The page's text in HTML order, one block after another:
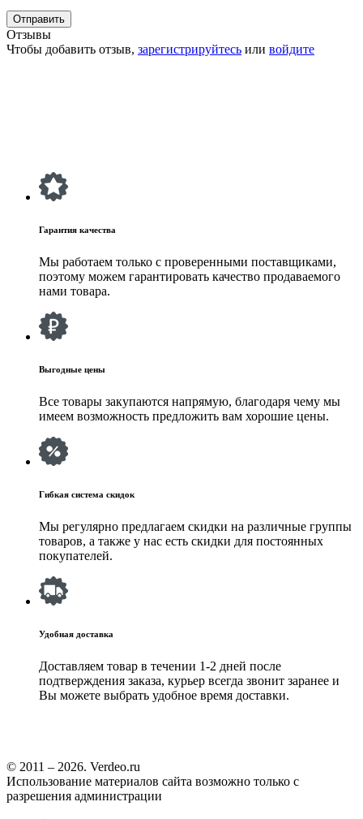
Отзывы
Чтобы добавить отзыв, зарегистрируйтесь или войдите
Гарантия качества
Мы работаем только с проверенными поставщиками,
поэтому можем гарантировать качество продаваемого
нами товара.
Выгодные цены
Все товары закупаются напрямую, благодаря чему мы
имеем возможность предложить вам хорошие цены.
Гибкая система скидок
Мы регулярно предлагаем скидки на различные группы
товаров, а также у нас есть скидки для постоянных
покупателей.
Удобная доставка
Доставляем товар в течении 1-2 дней после
подтверждения заказа, курьер всегда звонит заранее и
Вы можете выбрать удобное время доставки.
© 2011 – 2026. Verdeo.ru
Использование материалов сайта возможно только с
разрешения администрации